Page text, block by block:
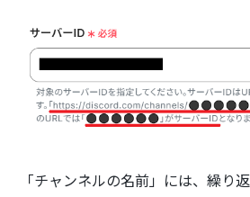
「チャンネルの名前」には、繰り